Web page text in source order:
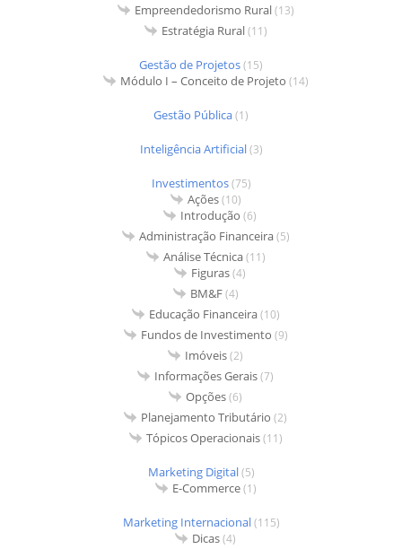
Empreendedorismo Rural(13)
Estratégia Rural(11)
Gestão de Projetos(15)
Módulo I – Conceito de Projeto (14)
Gestão Pública(1)
Inteligência Artificial(3)
Investimentos(75)
Ações(10)
Introdução (6)
Administração Financeira(5)
Análise Técnica(11)
Figuras(4)
BM&F(4)
Educação Financeira(10)
Fundos de Investimento (9)
Imóveis(2)
Informações Gerais(7)
Opções(6)
Planejamento Tributário (2)
Tópicos Operacionais(11)
Marketing Digital(5)
E-Commerce(1)
Marketing Internacional(115)
Dicas(4)